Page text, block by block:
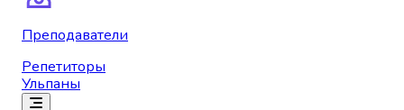
Преподаватели
Репетиторы
Ульпаны